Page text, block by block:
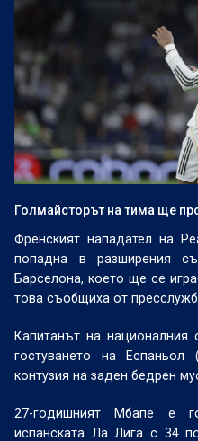
Голмайсторът на тима ще
Френският нападател на
попадна в разширения
Барселона, което ще се
това съобщиха от
Капитанът на
гостуването на
контузия на заден бедрен
27-годишният Мбапе е
испанската Ла Лига с 34